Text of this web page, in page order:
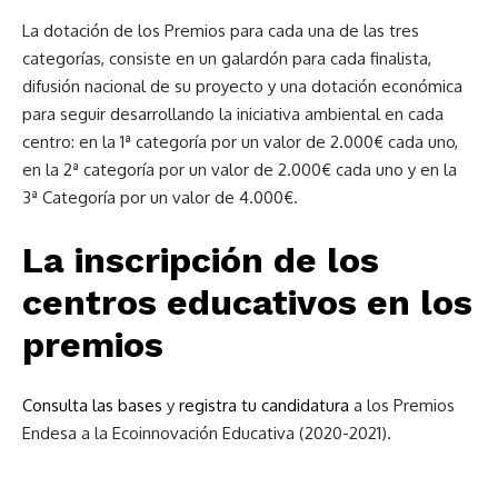
La dotación de los Premios para cada una de las tres
categorías, consiste en un galardón para cada finalista,
difusión nacional de su proyecto y una dotación económica
para seguir desarrollando la iniciativa ambiental en cada
centro: en la 1ª categoría por un valor de 2.000€ cada uno,
en la 2ª categoría por un valor de 2.000€ cada uno y en la
3ª Categoría por un valor de 4.000€.
La inscripción de los
centros educativos en los
premios
Consulta las bases y registra tu candidatura a los Premios
Endesa a la Ecoinnovación Educativa (2020-2021).